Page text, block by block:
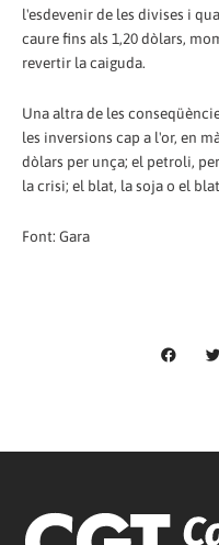
l'esdevenir de les divises i
caure fins als 1,20 dòlars,
revertir la caiguda.
Una altra de les
les inversions cap a l'or, en
dòlars per unça; el petroli,
la crisi; el blat, la soja o el
Font: Gara